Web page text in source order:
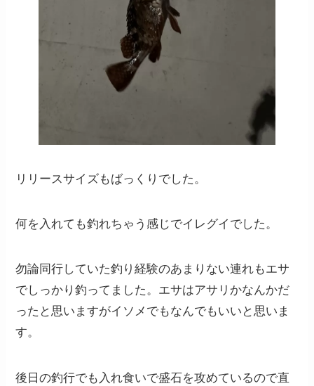
リリースサイズもばっくりでした。
何を入れても釣れちゃう感じでイレグイでした。
勿論同行していた釣り経験のあまりない連れもエサ
でしっかり釣ってました。エサはアサリかなんかだ
ったと思いますがイソメでもなんでもいいと思いま
す。
後日の釣行でも入れ食いで盛石を攻めているので直